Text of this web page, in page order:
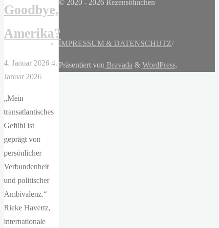
Goodbye,
Amerika?
4. Januar 2026 4.
Januar 2026
„Mein
transatlantisches
Gefühl ist
geprägt von
persönlicher
Verbundenheit
und politischer
Ambivalenz.“ —
Rieke Havertz,
internationale
© 2020 - 2026 Rezensöhnchen
IMPRESSUM & DATENSCHUTZ/
Präsentiert von Bravada & WordPress.